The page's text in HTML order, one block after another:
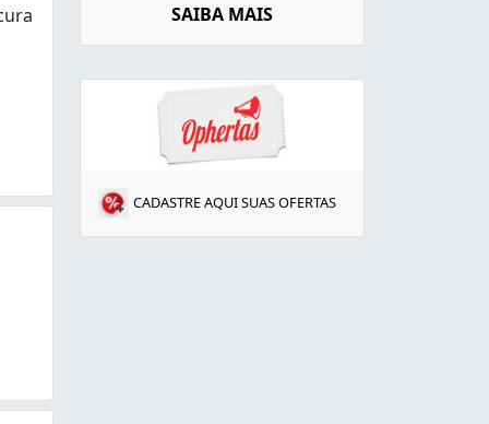
SAIBA MAIS
CADASTRE AQUI SUAS OFERTAS